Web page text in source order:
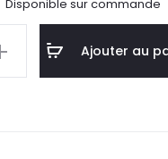
Disponible sur commande
Ajouter au